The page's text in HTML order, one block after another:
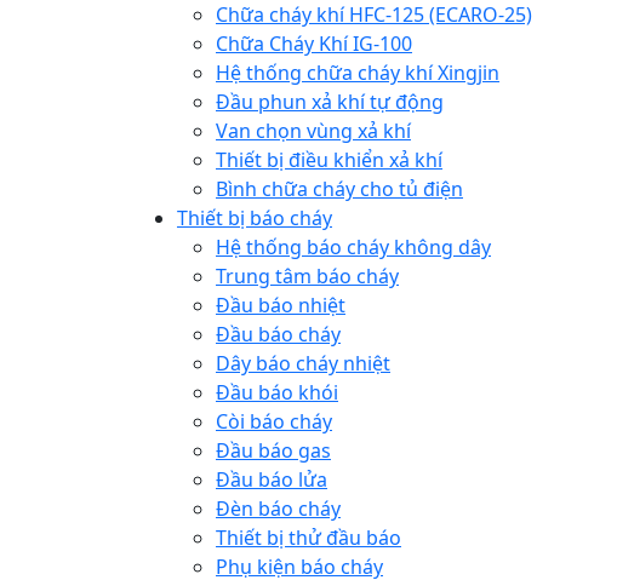
Chữa cháy khí HFC-125 (ECARO-25)
Chữa Cháy Khí IG-100
Hệ thống chữa cháy khí Xingjin
Đầu phun xả khí tự động
Van chọn vùng xả khí
Thiết bị điều khiển xả khí
Bình chữa cháy cho tủ điện
Thiết bị báo cháy
Hệ thống báo cháy không dây
Trung tâm báo cháy
Đầu báo nhiệt
Đầu báo cháy
Dây báo cháy nhiệt
Đầu báo khói
Còi báo cháy
Đầu báo gas
Đầu báo lửa
Đèn báo cháy
Thiết bị thử đầu báo
Phụ kiện báo cháy